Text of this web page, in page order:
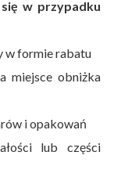
w przypadku
w formie rabatu
miejsce obniżka
i opakowań
lub części